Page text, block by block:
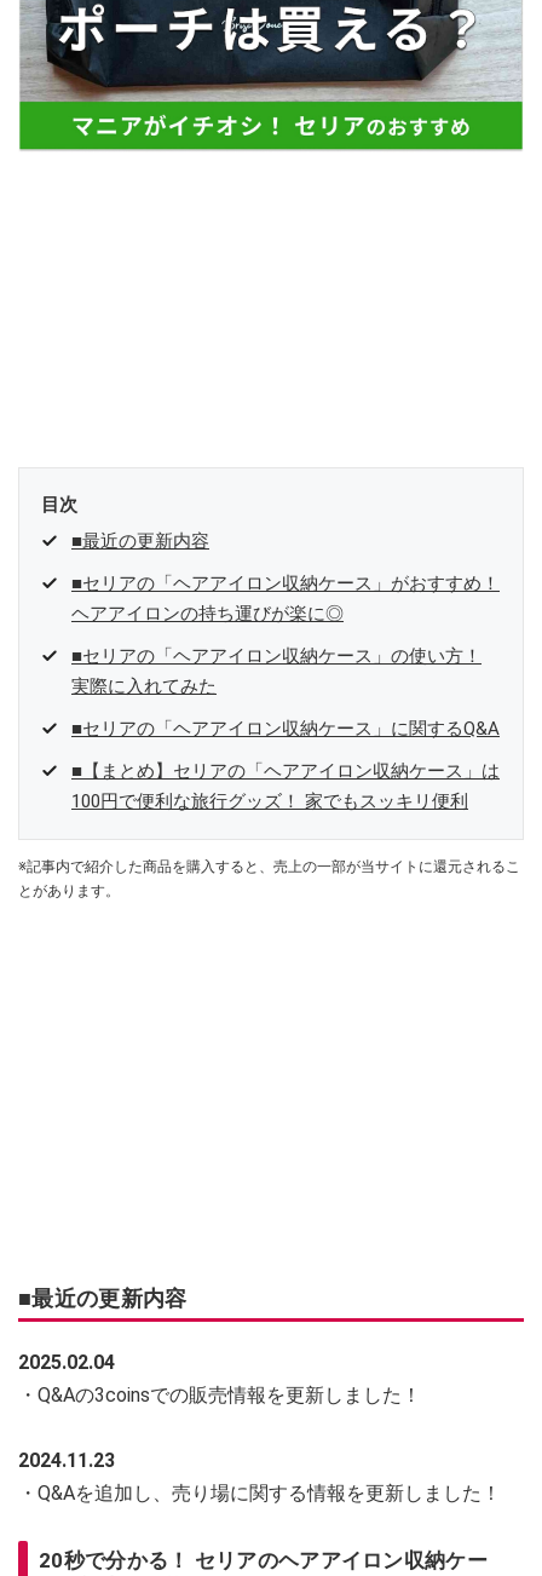
トオークションを生活の一部に取り入れるべく、「ネットオークショ
ンやフリマアプリは生活のインフラになる」という考えを持つ。また
消費税増税の社会においては、ネットオークションやフリマアプリが
家計の救世主になりえると考え、業者とは違う視点でユーザーとして
目次
■最近の更新内容
■セリアの「ヘアアイロン収納ケース」がおすすめ！
ヘアアイロンの持ち運びが楽に◎
■セリアの「ヘアアイロン収納ケース」の使い方！
実際に入れてみた
■セリアの「ヘアアイロン収納ケース」に関するQ&A
■【まとめ】セリアの「ヘアアイロン収納ケース」は
100円で便利な旅行グッズ！ 家でもスッキリ便利
※記事内で紹介した商品を購入すると、売上の一部が当サイトに還元されるこ
とがあります。
■最近の更新内容
2025.02.04
・Q&Aの3coinsでの販売情報を更新しました！
2024.11.23
・Q&Aを追加し、売り場に関する情報を更新しました！
20秒で分かる！ セリアのヘアアイロン収納ケー